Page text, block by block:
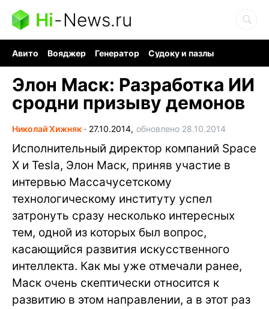
Hi-News.ru
Авито Вояджер Генератор
Судоку и пазлы
Элон Маск: Разработка ИИ
сродни призыву демонов
Николай Хижняк ∙ 27.10.2014, обновлено 28.10.2014
Исполнительный директор компаний Space
X и Tesla, Элон Маск, приняв участие в
интервью Массачусетскому
технологическому институту успел
затронуть сразу несколько интересных
тем, одной из которых был вопрос,
касающийся развития искусственного
интеллекта. Как мы уже отмечали ранее,
Маск очень скептически относится к
развитию в этом направлении, а в этот раз